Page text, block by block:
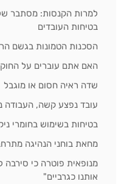
למרות הקנסות: מסתבר
בטיחות העובדים
הסכנות הטמונות בגשם
האם אתם עוברים על החוק
שדה ראיה חסום או מוגבל
עובד נפצע קשה, העבודה
בטיחות בשימוש בחומרי
מחאת בוחני הנהיגה
מנופאית פוטרה כי סירבה
אותנו כגרביים"